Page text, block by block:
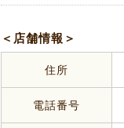
＜店舗情報＞
住所
電話番号